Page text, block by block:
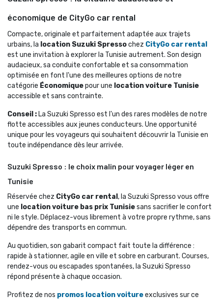
économique de CityGo car rental
Compacte, originale et parfaitement adaptée aux trajets
urbains, la location Suzuki Spressochez CityGo car rental
est une invitation à explorer la Tunisie autrement. Son design
audacieux, sa conduite confortable et sa consommation
optimisée en font l'une des meilleures options de notre
catégorie Économiquepour une location voiture Tunisie
accessible et sans contrainte.
Conseil : La Suzuki Spresso est l'un des rares modèles de notre
flotte accessibles aux jeunes conducteurs. Une opportunité
unique pour les voyageurs qui souhaitent découvrir la Tunisie en
toute indépendance dès leur arrivée.
Suzuki Spresso : le choix malin pour voyager léger en
Tunisie
Réservée chez CityGo car rental , la Suzuki Spresso vous offre
une location voiture bas prix Tunisiesans sacrifier le confort
ni le style. Déplacez-vous librement à votre propre rythme, sans
dépendre des transports en commun.
Au quotidien, son gabarit compact fait toute la différence :
rapide à stationner, agile en ville et sobre en carburant. Courses,
rendez-vous ou escapades spontanées, la Suzuki Spresso
répond présente à chaque occasion.
Profitez de nos promos location voitureexclusives sur ce